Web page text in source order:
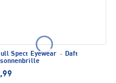
Spect Eyewear · Daft